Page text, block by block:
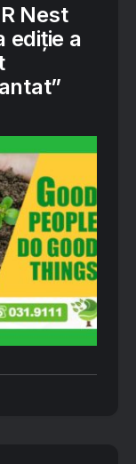
Nest
ediție a